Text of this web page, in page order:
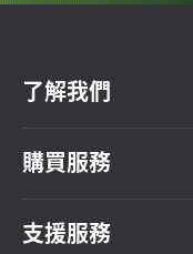
了解我們
購買服務
支援服務